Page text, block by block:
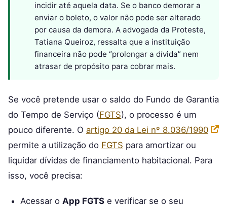
incidir até aquela data. Se o banco demorar a
enviar o boleto, o valor não pode ser alterado
por causa da demora. A advogada da Proteste,
Tatiana Queiroz, ressalta que a instituição
financeira não pode “prolongar a dívida” nem
atrasar de propósito para cobrar mais.
Se você pretende usar o saldo do Fundo de Garantia
do Tempo de Serviço (FGTS), o processo é um
pouco diferente. O artigo 20 da Lei nº 8.036/1990
permite a utilização do FGTS para amortizar ou
liquidar dívidas de financiamento habitacional. Para
isso, você precisa:
Acessar o App FGTS e verificar se o seu